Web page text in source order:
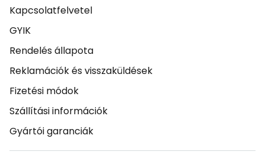
Kapcsolatfelvetel
GYIK
Rendelés állapota
Reklamációk és visszaküldések
Fizetési módok
Szállítási információk
Gyártói garanciák